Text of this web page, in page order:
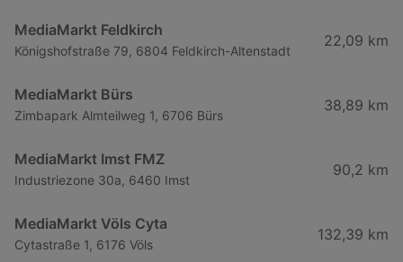
MediaMarkt Feldkirch
Königshofstraße 79, 6804 Feldkirch-Altenstadt
22,09 km
MediaMarkt Bürs
Zimbapark Almteilweg 1, 6706 Bürs
38,89 km
MediaMarkt Imst FMZ
Industriezone 30a, 6460 Imst
90,2 km
MediaMarkt Völs Cyta
Cytastraße 1, 6176 Völs
132,39 km